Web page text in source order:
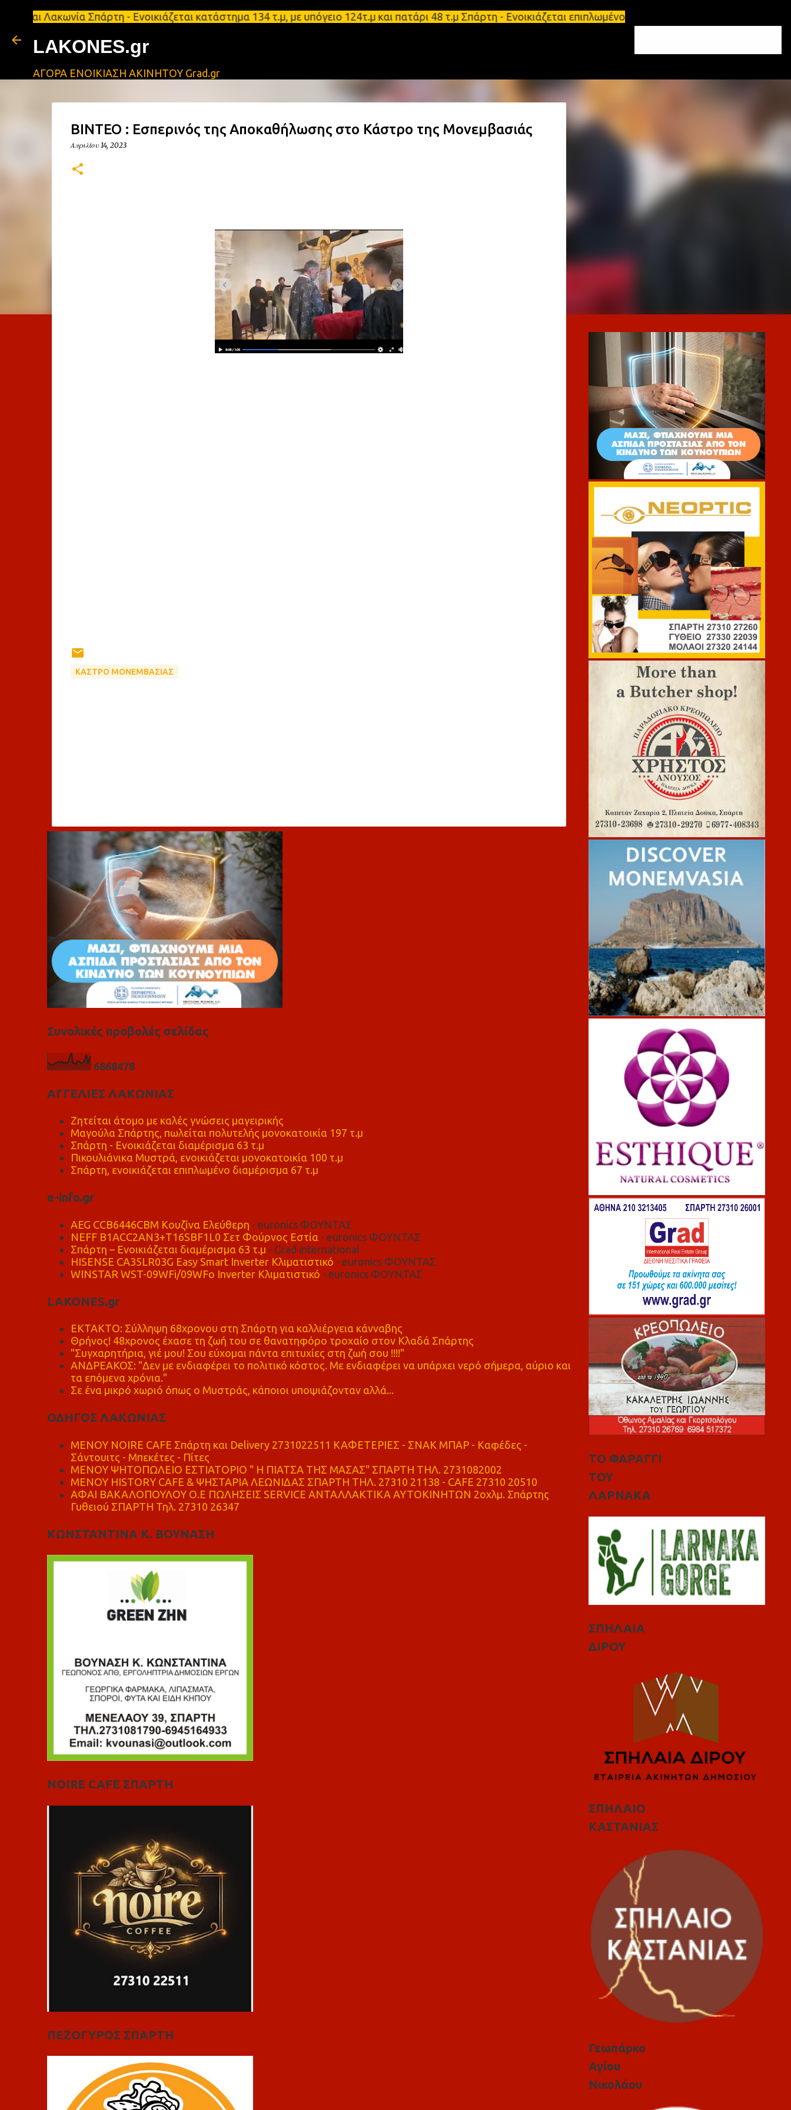
Μετάβαση στο κύριο περιεχόμενο
Σπάρτη - Ενοικιάζεται κατάστημα 134 τ.μ, με υπόγειο 124τ.μ και πατάρι 48 τ.μ Σπάρτη - Ενοικιάζεται επιπλωμένο διαμέρισμα 65τ.μ Σπάρτη -
LAKONES.gr
ΑΓΟΡΑ ΕΝΟΙΚΙΑΣΗ ΑΚΙΝΗΤΟΥ Grad.gr
ΒΙΝΤΕΟ : Εσπερινός της Αποκαθήλωσης στο Κάστρο της Μονεμβασιάς
Απριλίου 14, 2023
ΚΑΣΤΡΟ ΜΟΝΕΜΒΑΣΙΑΣ
λ
Συνολικές προβολές σελίδας
6868478
ΑΓΓΕΛΙΕΣ ΛΑΚΩΝΙΑΣ
Ζητείται άτομο με καλές γνώσεις μαγειρικής
Μαγούλα Σπάρτης, πωλείται πολυτελής μονοκατοικία 197 τ.μ
Σπάρτη - Ενοικιάζεται διαμέρισμα 63 τ.μ
Πικουλιάνικα Μυστρά, ενοικιάζεται μονοκατοικία 100 τ.μ
Σπάρτη, ενοικιάζεται επιπλωμένο διαμέρισμα 67 τ.μ
e-info.gr
AEG CCB6446CBM Κουζίνα Ελεύθερη - euronics ΦΟΥΝΤΑΣ
NEFF B1ACC2AN3+T16SBF1L0 Σετ Φούρνος Εστία - euronics ΦΟΥΝΤΑΣ
Σπάρτη – Ενοικιάζεται διαμέρισμα 63 τ.μ - Grad international
HISENSE CA35LR03G Easy Smart Inverter Κλιματιστικό - euronics ΦΟΥΝΤΑΣ
WINSTAR WST-09WFi/09WFo Inverter Κλιματιστικό - euronics ΦΟΥΝΤΑΣ
LAKONES.gr
ΕΚΤΑΚΤΟ: Σύλληψη 68χρονου στη Σπάρτη για καλλιέργεια κάνναβης
Θρήνος! 48χρονος έχασε τη ζωή του σε θανατηφόρο τροχαίο στον Κλαδά Σπάρτης
"Συγχαρητήρια, γιέ μου! Σου εύχομαι πάντα επιτυχίες στη ζωή σου !!!!"
ΑΝΔΡΕΑΚΟΣ: "Δεν με ενδιαφέρει το πολιτικό κόστος. Με ενδιαφέρει να υπάρχει νερό σήμερα, αύριο και
τα επόμενα χρόνια."
Σε ένα μικρό χωριό όπως ο Μυστράς, κάποιοι υποψιάζονταν αλλά...
ΟΔΗΓΟΣ ΛΑΚΩΝΙΑΣ
MENOY NOIRE CAFE Σπάρτη και Delivery 2731022511 ΚΑΦΕΤΕΡΙΕΣ - ΣΝΑΚ ΜΠΑΡ - Καφέδες -
Σάντουιτς - Μπεκέτες - Πίτες
ΜΕΝΟΥ ΨΗΤΟΠΩΛΕΙΟ ΕΣΤΙΑΤΟΡΙΟ " Η ΠΙΑΤΣΑ ΤΗΣ ΜΑΣΑΣ" ΣΠΑΡΤΗ ΤΗΛ. 2731082002
ΜΕΝΟΥ HISTORY CAFE & ΨΗΣΤΑΡΙΑ ΛΕΩΝΙΔΑΣ ΣΠΑΡΤΗ ΤΗΛ. 27310 21138 - CAFE 27310 20510
ΑΦΑΙ ΒΑΚΑΛΟΠΟΥΛΟΥ Ο.Ε ΠΩΛΗΣΕΙΣ SERVICE ΑΝΤΑΛΛΑΚΤΙΚΑ ΑΥΤΟΚΙΝΗΤΩΝ 2οχλμ. Σπάρτης
Γυθειού ΣΠΑΡΤΗ Τηλ. 27310 26347
ΚΩΝΣΤΑΝΤΙΝΑ Κ. ΒΟΥΝΑΣΗ
NOIRE CAFE ΣΠΑΡΤΗ
ΠΕΖΟΓΥΡΟΣ ΣΠΑΡΤΗ
ΤΟ ΦΑΡΑΓΓΙ
ΤΟΥ
ΛΑΡΝΑΚΑ
ΣΠΗΛΑΙΑ
ΔΙΡΟΥ
ΣΠΗΛΑΙΟ
ΚΑΣΤΑΝΙΑΣ
Γεωπάρκο
Αγίου
Νικολάου